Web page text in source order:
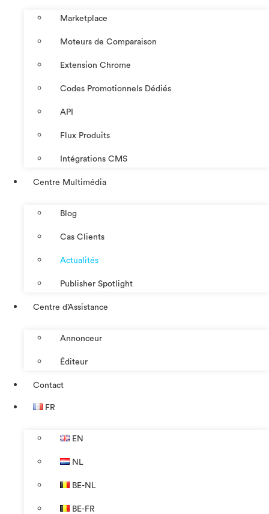
Marketplace
Moteurs de Comparaison
Extension Chrome
Codes Promotionnels Dédiés
API
Flux Produits
Intégrations CMS
Centre Multimédia
Blog
Cas Clients
Actualités
Publisher Spotlight
Centre d’Assistance
Annonceur
Éditeur
Contact
FR
EN
NL
BE-NL
BE-FR